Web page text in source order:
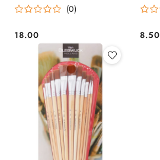
(0)
Cena:
18.00 Cena:
8.50